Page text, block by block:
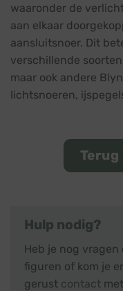
waaronder de
aan elkaar
aansluitsnoer. Dit
verschillende
maar ook andere
lichtsnoeren,
Hulp nodig?
Heb je nog
figuren of kom je
gerust contact